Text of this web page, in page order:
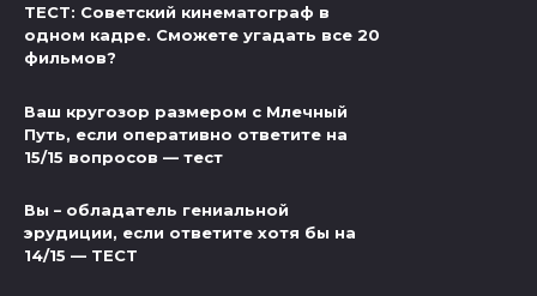
ТЕСТ: Советский кинематограф в
одном кадре. Сможете угадать все 20
фильмов?
Ваш кругозор размером с Млечный
Путь, если оперативно ответите на
15/15 вопросов — тест
Вы – обладатель гениальной
эрудиции, если ответите хотя бы на
14/15 — ТЕСТ